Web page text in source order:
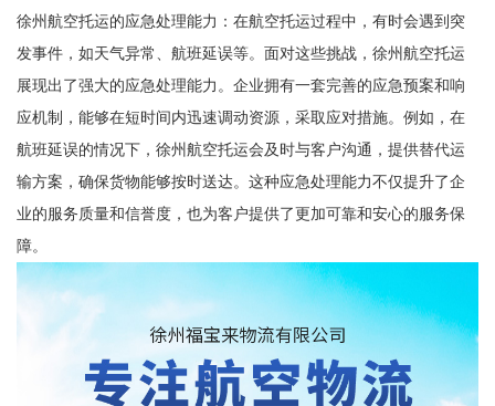
徐州航空托运的应急处理能力：在航空托运过程中，有时会遇到突
发事件，如天气异常、航班延误等。面对这些挑战，徐州航空托运
展现出了强大的应急处理能力。企业拥有一套完善的应急预案和响
应机制，能够在短时间内迅速调动资源，采取应对措施。例如，在
航班延误的情况下，徐州航空托运会及时与客户沟通，提供替代运
输方案，确保货物能够按时送达。这种应急处理能力不仅提升了企
业的服务质量和信誉度，也为客户提供了更加可靠和安心的服务保
障。